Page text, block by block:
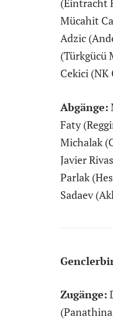
(Eintracht
Mücahit
Adzic
(Türkgücü
Cekici
Abgänge:
Faty
Michalak
Javier
Parlak
Sadaev
Zugänge: